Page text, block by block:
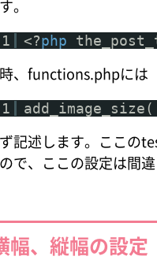
。
1 <?php
、functions.phpには
1
記述します。ここの
で、ここの設定は間
幅、縦幅の設定